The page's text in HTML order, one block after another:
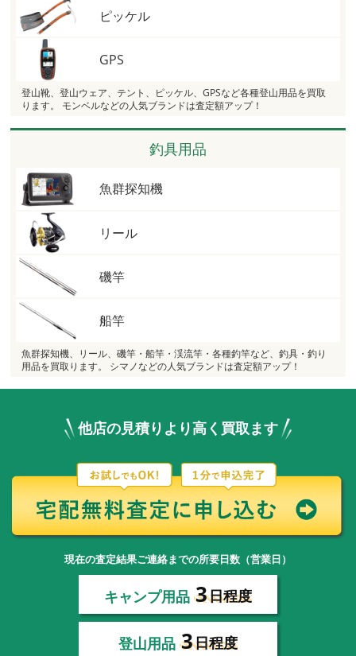
ピッケル
GPS
登山靴、登山ウェア、テント、ピッケル、GPSなど各種登山用品を買取
ります。 モンベルなどの人気ブランドは査定額アップ！
釣具用品
魚群探知機
リール
磯竿
船竿
魚群探知機、リール、磯竿・船竿・渓流竿・各種釣竿など、釣具・釣り
用品を買取ります。 シマノなどの人気ブランドは査定額アップ！
他店の見積りより高く買取ます
現在の査定結果ご連絡までの所要日数（営業日）
キャンプ用品 3日程度
登山用品 3日程度